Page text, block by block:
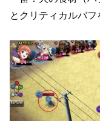
とクリティカルバフ